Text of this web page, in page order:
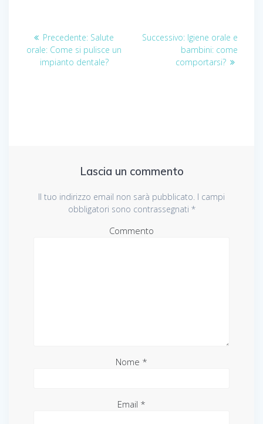
Navigazione
articoli
Precedente: Articolo
precedente:
Salute
orale: Come si pulisce un
impianto dentale?
Successivo: Articolo
successivo:
Igiene orale e
bambini: come
comportarsi?
Lascia un commento
Il tuo indirizzo email non sarà pubblicato. I campi
obbligatori sono contrassegnati *
Commento
Nome *
Email *